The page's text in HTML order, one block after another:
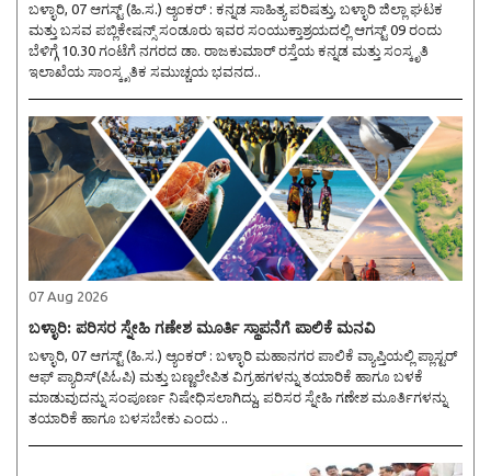
ಬಳ್ಳಾರಿ, 07 ಆಗಸ್ಟ್ (ಹಿ.ಸ.) ಆ್ಯಂಕರ್ : ಕನ್ನಡ ಸಾಹಿತ್ಯ ಪರಿಷತ್ತು, ಬಳ್ಳಾರಿ ಜಿಲ್ಲಾ ಘಟಕ
ಮತ್ತು ಬಸವ ಪಬ್ಲಿಕೇಷನ್ಸ್ ಸಂಡೂರು ಇವರ ಸಂಯುಕ್ತಾಶ್ರಯದಲ್ಲಿ ಆಗಸ್ಟ್ 09 ರಂದು
ಬೆಳಿಗ್ಗೆ 10.30 ಗಂಟೆಗೆ ನಗರದ ಡಾ. ರಾಜಕುಮಾರ್ ರಸ್ತೆಯ ಕನ್ನಡ ಮತ್ತು ಸಂಸ್ಕೃತಿ
ಇಲಾಖೆಯ ಸಾಂಸ್ಕೃತಿಕ ಸಮುಚ್ಚಯ ಭವನದ..
07 Aug 2026
ಬಳ್ಳಾರಿ: ಪರಿಸರ ಸ್ನೇಹಿ ಗಣೇಶ ಮೂರ್ತಿ ಸ್ಥಾಪನೆಗೆ ಪಾಲಿಕೆ ಮನವಿ
ಬಳ್ಳಾರಿ, 07 ಆಗಸ್ಟ್ (ಹಿ.ಸ.) ಆ್ಯಂಕರ್ : ಬಳ್ಳಾರಿ ಮಹಾನಗರ ಪಾಲಿಕೆ ವ್ಯಾಪ್ತಿಯಲ್ಲಿ ಪ್ಲಾಸ್ಟರ್
ಆಫ್ ಪ್ಯಾರಿಸ್(ಪಿಓಪಿ) ಮತ್ತು ಬಣ್ಣಲೇಪಿತ ವಿಗ್ರಹಗಳನ್ನು ತಯಾರಿಕೆ ಹಾಗೂ ಬಳಕೆ
ಮಾಡುವುದನ್ನು ಸಂಪೂರ್ಣ ನಿಷೇಧಿಸಲಾಗಿದ್ದು, ಪರಿಸರ ಸ್ನೇಹಿ ಗಣೇಶ ಮೂರ್ತಿಗಳನ್ನು
ತಯಾರಿಕೆ ಹಾಗೂ ಬಳಸಬೇಕು ಎಂದು ..